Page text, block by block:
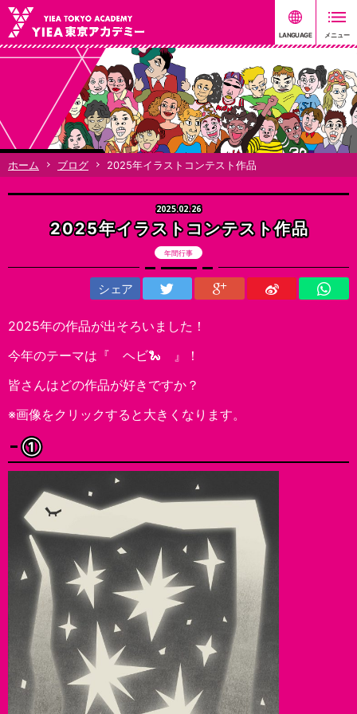
ホーム ブログ 2025年イラストコンテスト作品
2025.02.26
2025年イラストコンテスト作品
年間行事
シェア
2025年の作品が出そろいました！
今年のテーマは『 ヘビ🐍 』！
皆さんはどの作品が好きですか？
※画像をクリックすると大きくなります。
①